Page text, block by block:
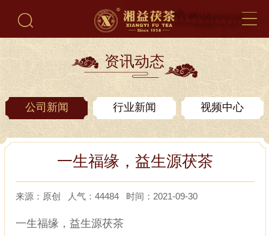
资讯动态
公司新闻 行业新闻 视频中心
一生福缘，益生源茯茶
来源：原创 人气：44484 时间：2021-09-30
一生福缘，益生源茯茶